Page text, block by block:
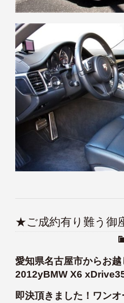
★ご成約有り難う御
愛知県名古屋市からお越
2012yBMW X6
即決頂きました！ワン